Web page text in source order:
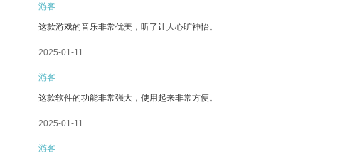
游客
这款游戏的音乐非常优美，听了让人心旷神怡。
2025-01-11
游客
这款软件的功能非常强大，使用起来非常方便。
2025-01-11
游客